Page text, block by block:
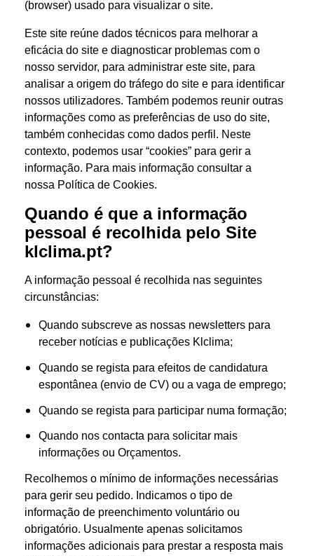
(browser) usado para visualizar o site.
Este site reúne dados técnicos para melhorar a
eficácia do site e diagnosticar problemas com o
nosso servidor, para administrar este site, para
analisar a origem do tráfego do site e para identificar
nossos utilizadores. Também podemos reunir outras
informações como as preferências de uso do site,
também conhecidas como dados perfil. Neste
contexto, podemos usar “cookies” para gerir a
informação. Para mais informação consultar a
nossa Política de Cookies.
Quando é que a informação
pessoal é recolhida pelo Site
klclima.pt?
A informação pessoal é recolhida nas seguintes
circunstâncias:
Quando subscreve as nossas newsletters para
receber notícias e publicações Klclima;
Quando se regista para efeitos de candidatura
espontânea (envio de CV) ou a vaga de emprego;
Quando se regista para participar numa formação;
Quando nos contacta para solicitar mais
informações ou Orçamentos.
Recolhemos o mínimo de informações necessárias
para gerir seu pedido. Indicamos o tipo de
informação de preenchimento voluntário ou
obrigatório. Usualmente apenas solicitamos
informações adicionais para prestar a resposta mais